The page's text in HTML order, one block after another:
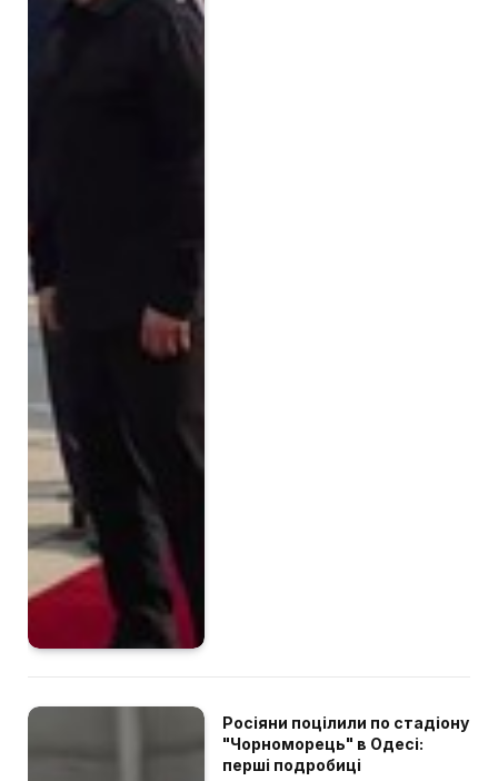
Росіяни поцілили по стадіону
"Чорноморець" в Одесі:
перші подробиці